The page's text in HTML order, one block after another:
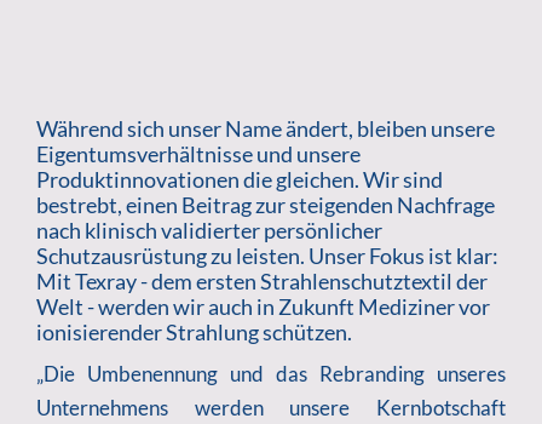
Während sich unser Name ändert, bleiben unsere
Eigentumsverhältnisse und unsere
Produktinnovationen die gleichen. Wir sind
bestrebt, einen Beitrag zur steigenden Nachfrage
nach klinisch validierter persönlicher
Schutzausrüstung zu leisten. Unser Fokus ist klar:
Mit Texray - dem ersten Strahlenschutztextil der
Welt - werden wir auch in Zukunft Mediziner vor
ionisierender Strahlung schützen.
„Die Umbenennung und das Rebranding unseres
Unternehmens werden unsere Kernbotschaft